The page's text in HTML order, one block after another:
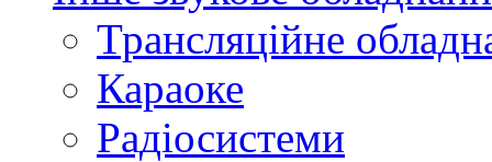
Трансляційне
Караоке
Радіосистеми